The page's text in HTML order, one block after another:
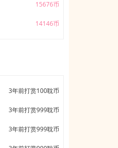
15676币
14146币
3年前打赏100耽币
3年前打赏999耽币
3年前打赏999耽币